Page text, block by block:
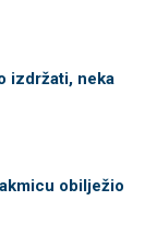
izdržati, neka
obilježio